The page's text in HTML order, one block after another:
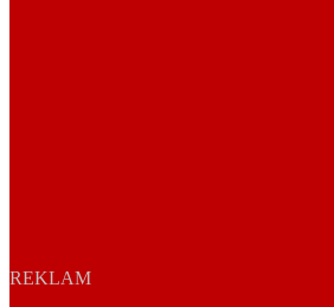
REKLAM